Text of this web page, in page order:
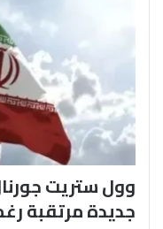
وول ستريت
جديدة مرتقبة